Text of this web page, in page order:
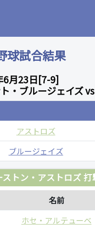
球試合結果
6月23日[7-9]
・ブルージェイズ
アストロズ
ブルージェイズ
ストン・アストロズ
名前
ホセ・アルテューベ